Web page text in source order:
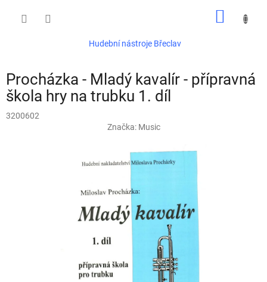
Hudební nástroje Břeclav
Procházka - Mladý kavalír - přípravná
škola hry na trubku 1. díl
3200602
Značka: Music